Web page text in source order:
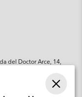
del Doctor Arce, 14,